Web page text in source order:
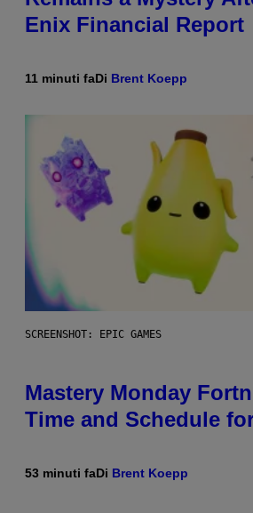
Enix Financial Report
11 minuti faDi Brent Koepp
SCREENSHOT: EPIC GAMES
Mastery Monday
Time and Schedule
53 minuti faDi Brent Koepp